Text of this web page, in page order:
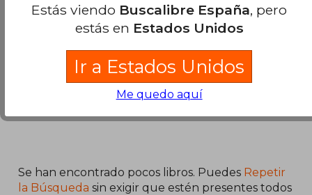
Bachrach Estanislao
Se han encontrado pocos libros. Puedes Repetir
la Búsqueda sin exigir que estén presentes todos
Estás viendo Buscalibre España, pero
estás en Estados Unidos
Ir a Estados Unidos
Me quedo aquí